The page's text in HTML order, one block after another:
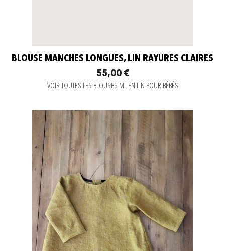
BLOUSE MANCHES LONGUES, LIN RAYURES CLAIRES
55,00 €
VOIR TOUTES LES BLOUSES ML EN LIN POUR BÉBÉS